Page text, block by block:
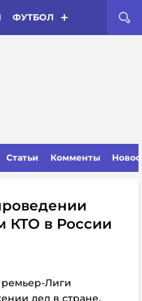
ФУТБОЛ
Статьи Комменты
КТО в России
Лиги
дел в стране.